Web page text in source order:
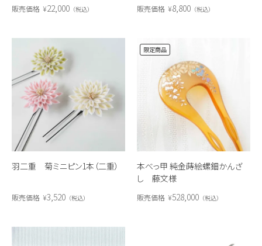
販売価格 ¥22,000 税込 販売価格 ¥8,800 税込
羽二重 菊ミニピン1本（二重）
販売価格 ¥3,520 税込
本べっ甲 純金蒔絵螺鈿かんざ
し 藤文様
限定商品
販売価格 ¥528,000 税込